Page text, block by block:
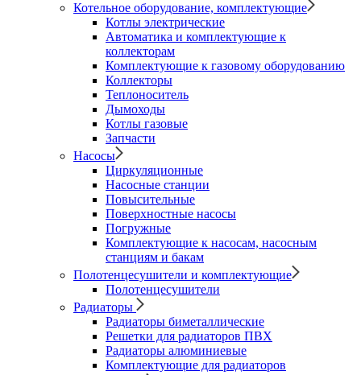
Котельное оборудование, комплектующие
Котлы электрические
Автоматика и комплектующие к
коллекторам
Комплектующие к газовому оборудованию
Коллекторы
Теплоноситель
Дымоходы
Котлы газовые
Запчасти
Насосы
Циркуляционные
Насосные станции
Повысительные
Поверхностные насосы
Погружные
Комплектующие к насосам, насосным
станциям и бакам
Полотенцесушители и комплектующие
Полотенцесушители
Радиаторы
Радиаторы биметаллические
Решетки для радиаторов ПВХ
Радиаторы алюминиевые
Комплектующие для радиаторов